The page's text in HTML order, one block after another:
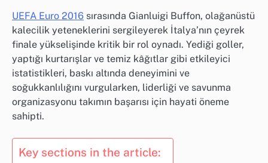
UEFA Euro 2016 sırasında Gianluigi Buffon, olağanüstü
kalecilik yeteneklerini sergileyerek İtalya’nın çeyrek
finale yükselişinde kritik bir rol oynadı. Yediği goller,
yaptığı kurtarışlar ve temiz kâğıtlar gibi etkileyici
istatistikleri, baskı altında deneyimini ve
soğukkanlılığını vurgularken, liderliği ve savunma
organizasyonu takımın başarısı için hayati öneme
sahipti.
Key sections in the article: